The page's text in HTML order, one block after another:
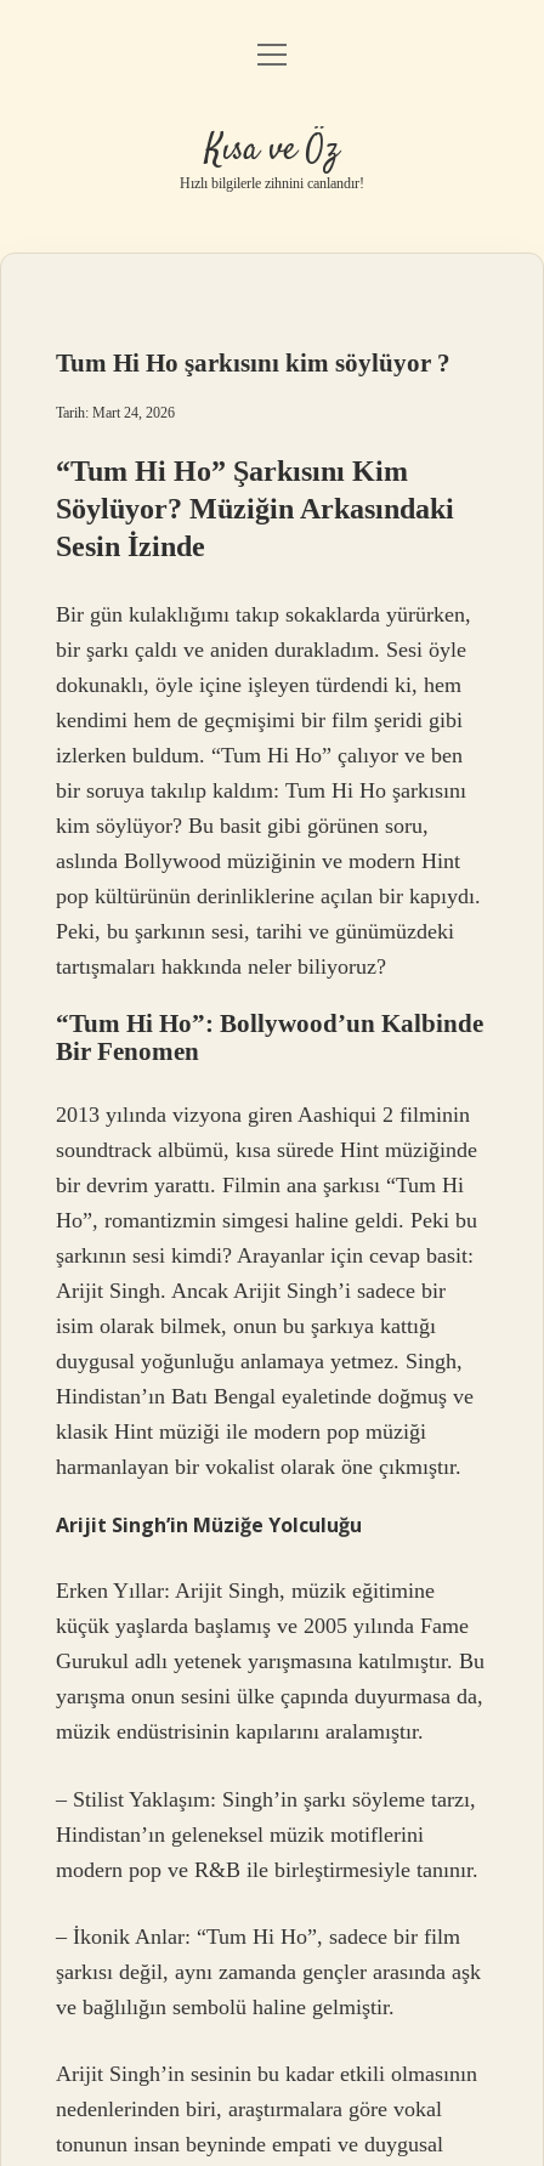
Anasayfa
Gizlilik Politikası
Yasal Uyarı
menüyü
Kısa ve Öz
Hızlı bilgilerle zihnini canlandır!
Tum Hi Ho şarkısını kim söylüyor ?
Tarih: Mart 24, 2026
“Tum Hi Ho” Şarkısını Kim
Söylüyor? Müziğin Arkasındaki
Sesin İzinde
Bir gün kulaklığımı takıp sokaklarda yürürken,
bir şarkı çaldı ve aniden durakladım. Sesi öyle
dokunaklı, öyle içine işleyen türdendi ki, hem
kendimi hem de geçmişimi bir film şeridi gibi
izlerken buldum. “Tum Hi Ho” çalıyor ve ben
bir soruya takılıp kaldım:Tum Hi Ho şarkısını
kim söylüyor? Bu basit gibi görünen soru,
aslında Bollywood müziğinin ve modern Hint
pop kültürünün derinliklerine açılan bir kapıydı.
Peki, bu şarkının sesi, tarihi ve günümüzdeki
tartışmaları hakkında neler biliyoruz?
“Tum Hi Ho”: Bollywood’un Kalbinde
Bir Fenomen
2013 yılında vizyona giren Aashiqui 2 filminin
soundtrack albümü, kısa sürede Hint müziğinde
bir devrim yarattı. Filmin ana şarkısı “Tum Hi
Ho”, romantizmin simgesi haline geldi. Peki bu
şarkının sesi kimdi? Arayanlar için cevap basit:
Arijit Singh. Ancak Arijit Singh’i sadece bir
isim olarak bilmek, onun bu şarkıya kattığı
duygusal yoğunluğu anlamaya yetmez. Singh,
Hindistan’ın Batı Bengal eyaletinde doğmuş ve
klasik Hint müziği ile modern pop müziği
harmanlayan bir vokalist olarak öne çıkmıştır.
Arijit Singh’in Müziğe Yolculuğu
Erken Yıllar: Arijit Singh, müzik eğitimine
küçük yaşlarda başlamış ve 2005 yılında Fame
Gurukul adlı yetenek yarışmasına katılmıştır. Bu
yarışma onun sesini ülke çapında duyurmasa da,
müzik endüstrisinin kapılarını aralamıştır.
– Stilist Yaklaşım: Singh’in şarkı söyleme tarzı,
Hindistan’ın geleneksel müzik motiflerini
modern pop ve R&B ile birleştirmesiyle tanınır.
– İkonik Anlar: “Tum Hi Ho”, sadece bir film
şarkısı değil, aynı zamanda gençler arasında aşk
ve bağlılığın sembolü haline gelmiştir.
Arijit Singh’in sesinin bu kadar etkili olmasının
nedenlerinden biri, araştırmalara göre vokal
tonunun insan beyninde empati ve duygusal